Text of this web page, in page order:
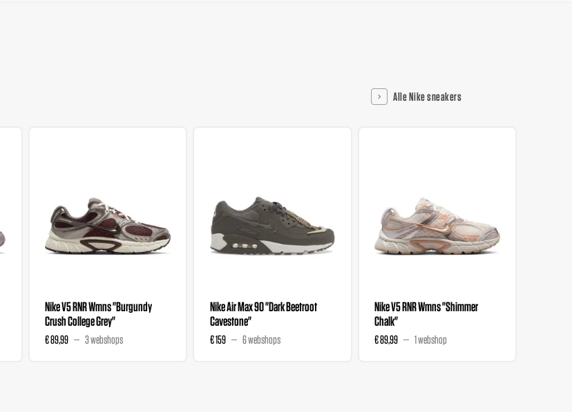
Alle Nike sneakers
Nike V5 RNR Wmns "Burgundy
Crush College Grey"
€ 89,99 3 webshops
Nike Air Max 90 "Dark Beetroot
Cavestone"
€ 159 6 webshops
Nike V5 RNR Wmns "Shimmer
Chalk"
€ 89,99 1 webshop